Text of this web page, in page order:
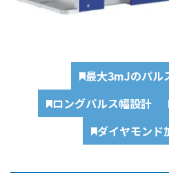
最大3mJのパル
ロングパルス幅設計
ダイヤモンド